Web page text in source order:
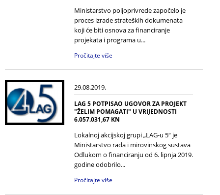
Ministarstvo poljoprivrede započelo je
proces izrade strateških dokumenata
koji će biti osnova za financiranje
projekata i programa u...
Pročitajte više
29.08.2019.
LAG 5 POTPISAO UGOVOR ZA PROJEKT
"ŽELIM POMAGATI" U VRIJEDNOSTI
6.057.031,67 KN
Lokalnoj akcijskoj grupi „LAG-u 5“ je
Ministarstvo rada i mirovinskog sustava
Odlukom o financiranju od 6. lipnja 2019.
godine odobrilo...
Pročitajte više